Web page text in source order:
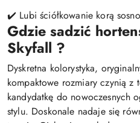
✔️ Lubi ściółkowanie korą
Gdzie sadzić
Skyfall ?
Dyskretna kolorystyka,
kompaktowe rozmiary czynią z
kandydatkę do nowoczesnych
stylu. Doskonale nadaje się